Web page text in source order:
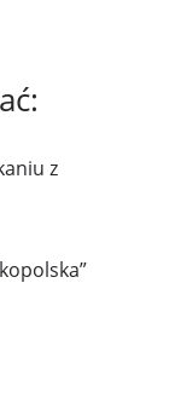
z